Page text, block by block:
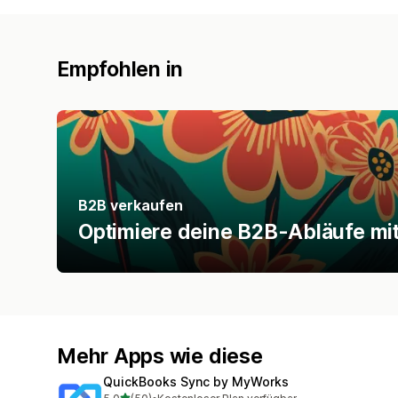
Empfohlen in
B2B verkaufen
Optimiere deine B2B-Abläufe
Mehr Apps wie diese
QuickBooks Sync by MyWorks